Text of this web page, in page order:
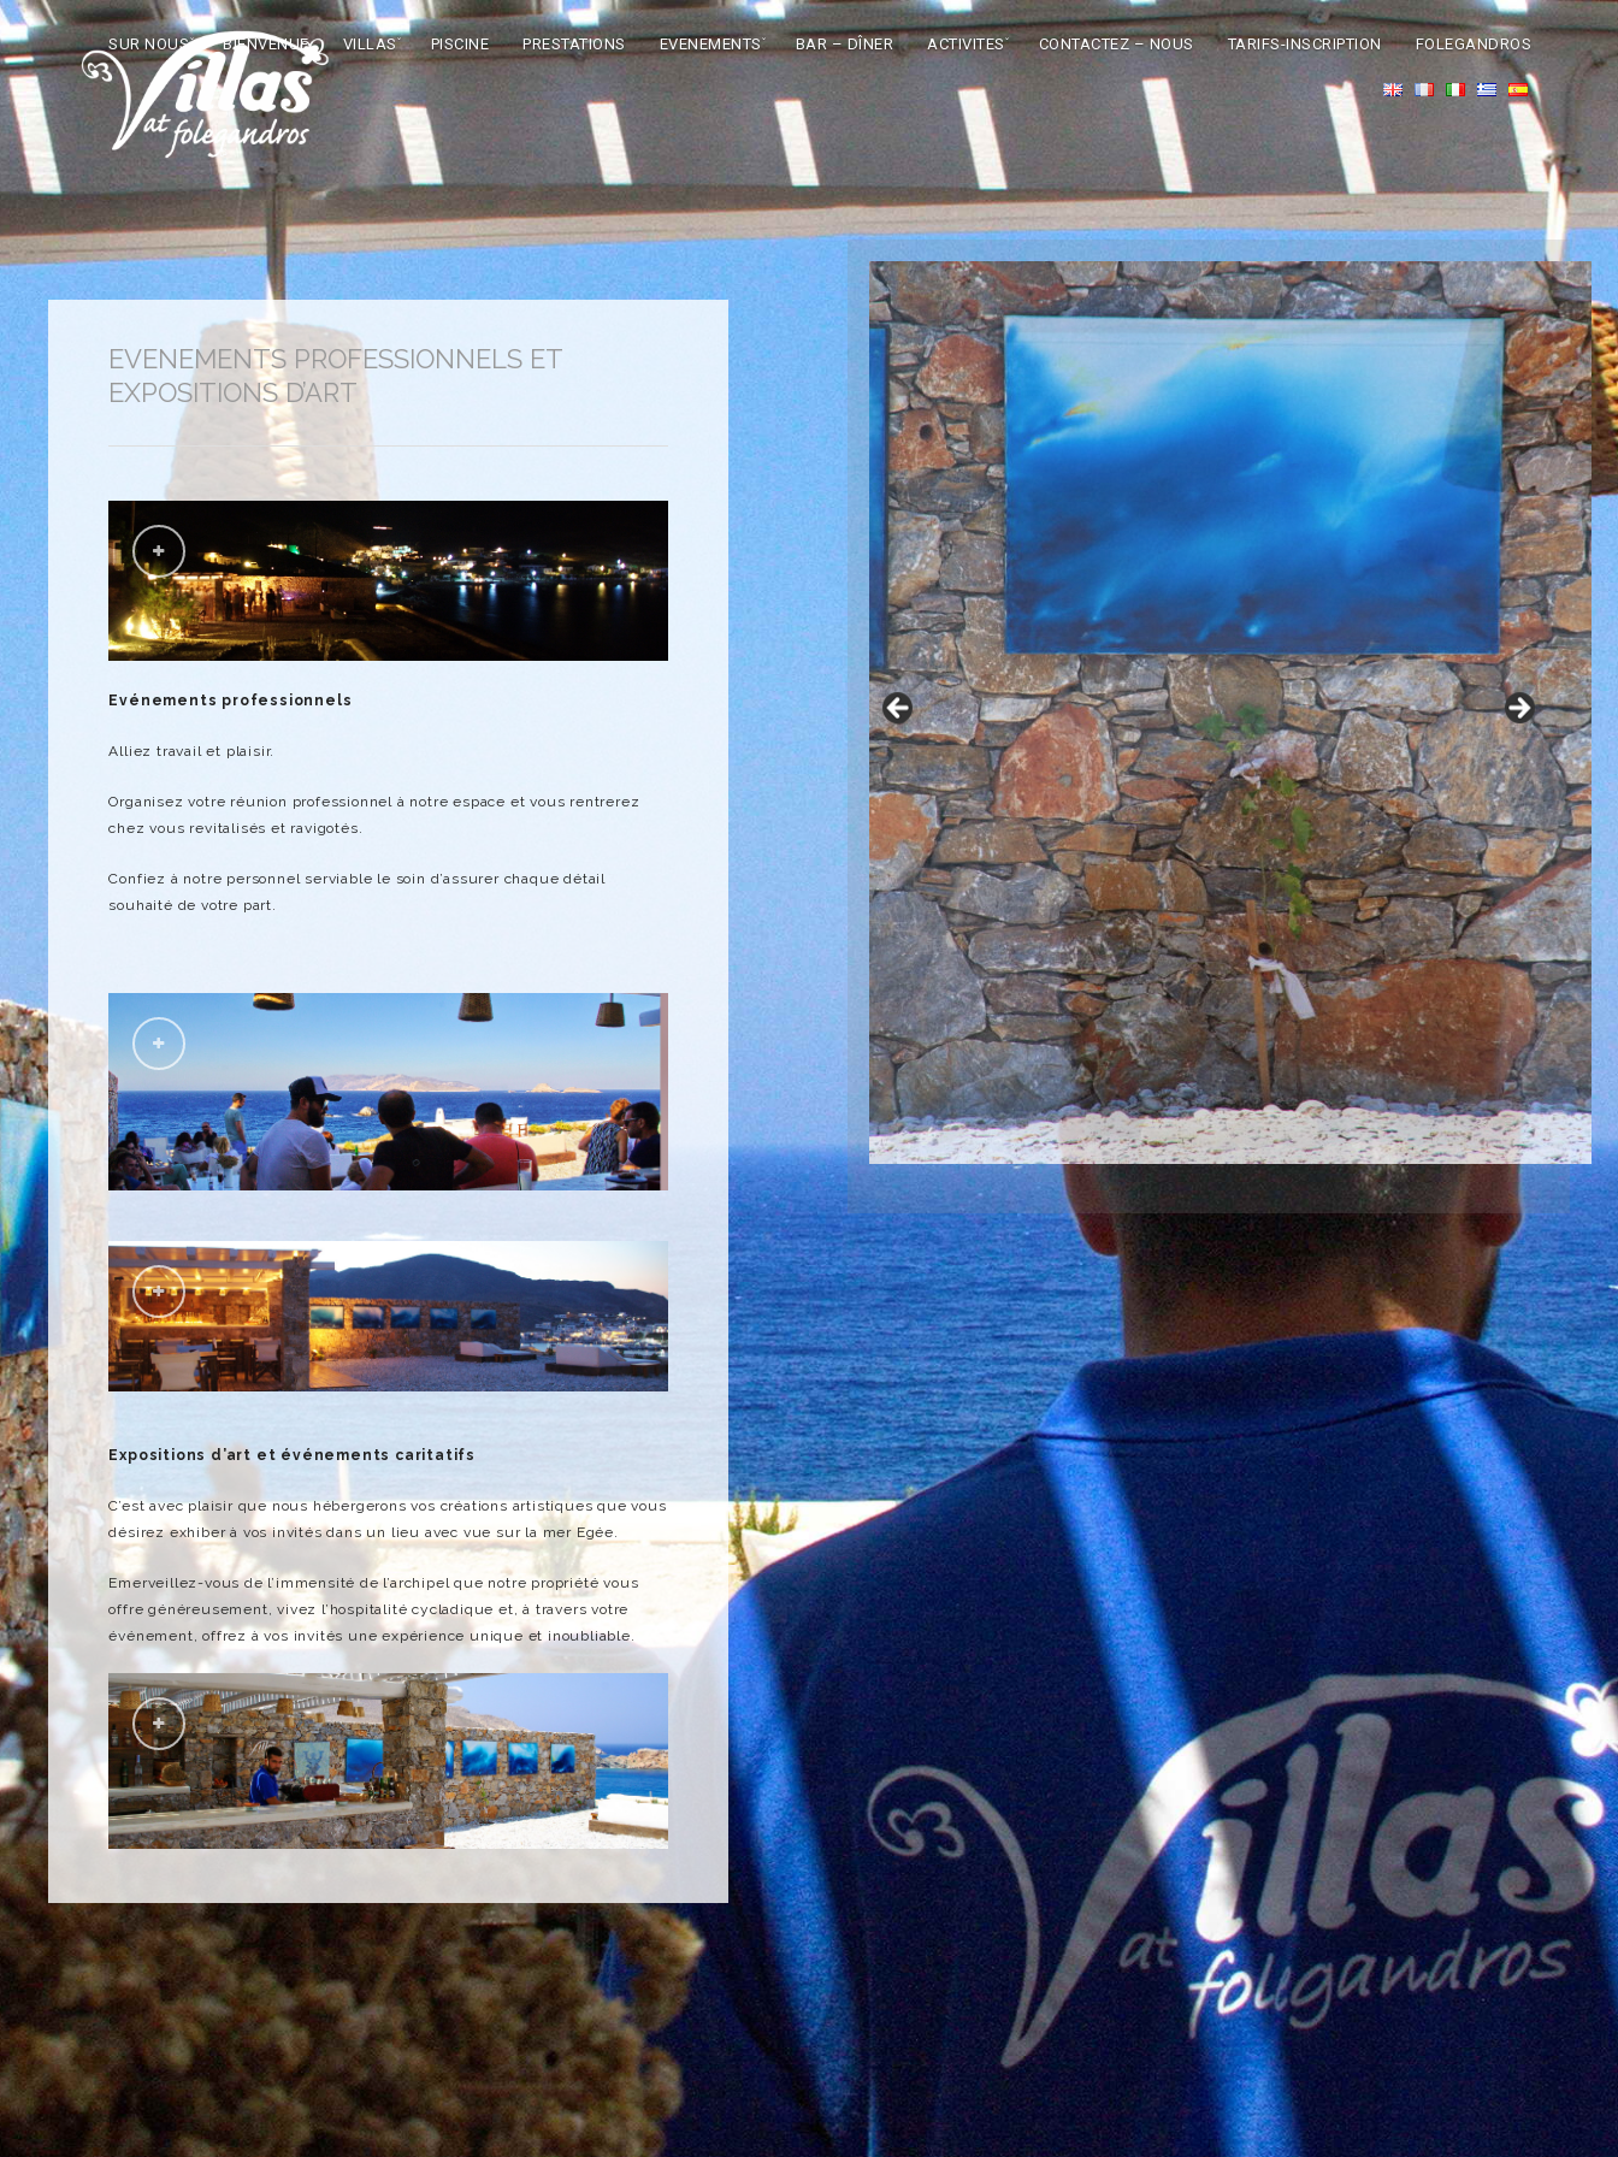
SUR NOUS BIENVENUE VILLAS PISCINE PRESTATIONS EVENEMENTS BAR – DÎNER ACTIVITES CONTACTEZ – NOUS TARIFS-INSCRIPTION FOLEGANDROS
EVENEMENTS PROFESSIONNELS ET
EXPOSITIONS D’ART
Evénements professionnels
Alliez travail et plaisir.
Organisez votre réunion professionnel à notre espace et vous rentrerez
chez vous revitalisés et ravigotés.
Confiez à notre personnel serviable le soin d’assurer chaque détail
souhaité de votre part.
Expositions d’art et événements caritatifs
C’est avec plaisir que nous hébergerons vos créations artistiques que vous
désirez exhiber à vos invités dans un lieu avec vue sur la mer Egée.
Emerveillez-vous de l’immensité de l’archipel que notre propriété vous
offre généreusement, vivez l’hospitalité cycladique et, à travers votre
événement, offrez à vos invités une expérience unique et inoubliable.